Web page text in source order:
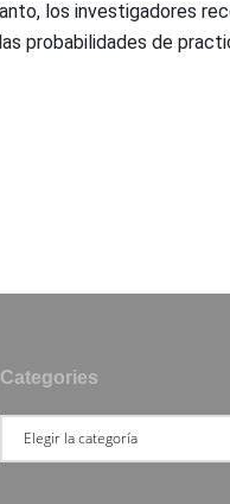
los investigadores
probabilidades de
Categories